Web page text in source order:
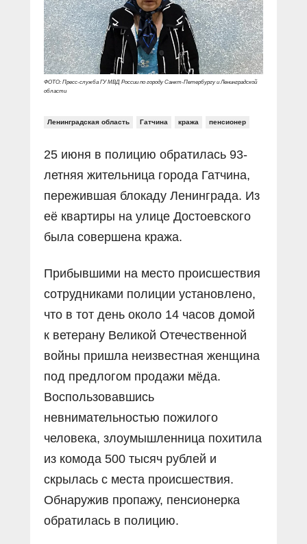
ФОТО: Пресс-служба ГУ МВД России по городу Санкт-Петербургу и Ленинградской
области
Ленинградская область Гатчина кража пенсионер
25 июня в полицию обратилась 93-
летняя жительница города Гатчина,
пережившая блокаду Ленинграда. Из
её квартиры на улице Достоевского
была совершена кража.
Прибывшими на место происшествия
сотрудниками полиции установлено,
что в тот день около 14 часов домой
к ветерану Великой Отечественной
войны пришла неизвестная женщина
под предлогом продажи мёда.
Воспользовавшись
невнимательностью пожилого
человека, злоумышленница похитила
из комода 500 тысяч рублей и
скрылась с места происшествия.
Обнаружив пропажу, пенсионерка
обратилась в полицию.